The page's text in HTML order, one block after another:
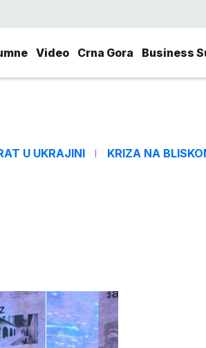
Video Crna Gora Business
U UKRAJINI KRIZA NA